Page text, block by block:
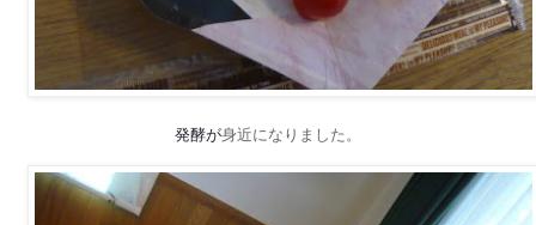
発酵が身近になりまし た。